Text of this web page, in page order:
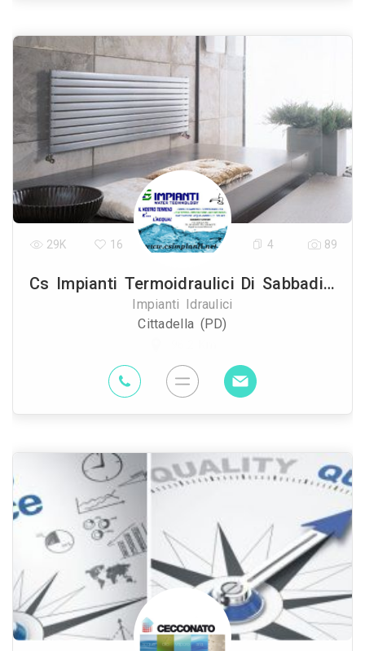
Cs Impianti Termoidraulici Di Sabbadin Cristian
Impianti Idraulici
Cittadella (PD)
29K 16 4 89